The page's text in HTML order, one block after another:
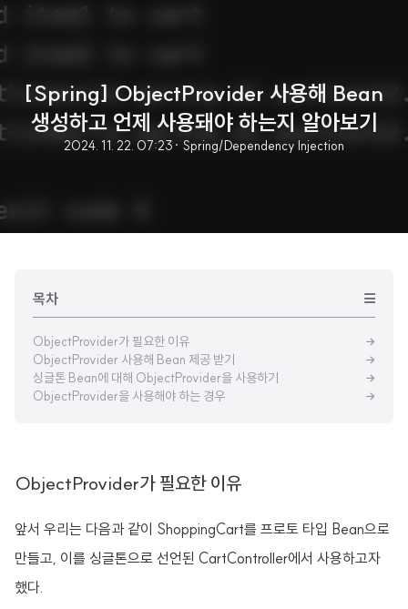
[Spring] ObjectProvider 사용해 Bean
생성하고 언제 사용돼야 하는지 알아보기
2024. 11. 22. 07:23 · Spring/Dependency Injection
목차
ObjectProvider가 필요한 이유
ObjectProvider 사용해 Bean 제공 받기
싱글톤 Bean에 대해 ObjectProvider을 사용하기
ObjectProvider을 사용해야 하는 경우
ObjectProvider가 필요한 이유
앞서 우리는 다음과 같이 ShoppingCart를 프로토 타입 Bean으로
만들고, 이를 싱글톤으로 선언된 CartController에서 사용하고자
했다.